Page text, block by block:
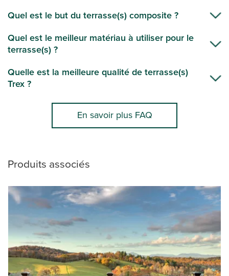
Quel est le but du terrasse(s) composite ?
Quel est le meilleur matériau à utiliser pour le
terrasse(s) ?
Quelle est la meilleure qualité de terrasse(s)
Trex ?
En savoir plus FAQ
Produits associés